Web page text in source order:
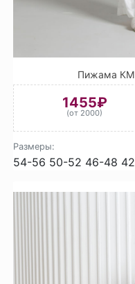
Пижама
1455₽
(от 2000)
Размеры:
54-56 50-52 46-48